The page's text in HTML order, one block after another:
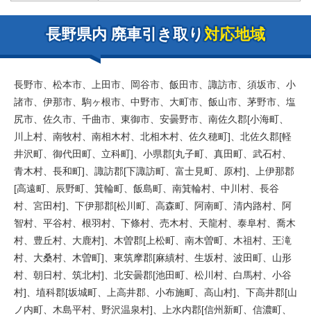
長野県内 廃車引き取り対応地域
長野市、松本市、上田市、岡谷市、飯田市、諏訪市、須坂市、小
諸市、伊那市、駒ヶ根市、中野市、大町市、飯山市、茅野市、塩
尻市、佐久市、千曲市、東御市、安曇野市、南佐久郡[小海町、
川上村、南牧村、南相木村、北相木村、佐久穂町]、北佐久郡[軽
井沢町、御代田町、立科町]、小県郡[丸子町、真田町、武石村、
青木村、長和町]、諏訪郡[下諏訪町、富士見町、原村]、上伊那郡
[高遠町、辰野町、箕輪町、飯島町、南箕輪村、中川村、長谷
村、宮田村]、下伊那郡[松川町、高森町、阿南町、清内路村、阿
智村、平谷村、根羽村、下條村、売木村、天龍村、泰阜村、喬木
村、豊丘村、大鹿村]、木曽郡[上松町、南木曽町、木祖村、王滝
村、大桑村、木曽町]、東筑摩郡[麻績村、生坂村、波田町、山形
村、朝日村、筑北村]、北安曇郡[池田町、松川村、白馬村、小谷
村]、埴科郡[坂城町、上高井郡、小布施町、高山村]、下高井郡[山
ノ内町、木島平村、野沢温泉村]、上水内郡[信州新町、信濃町、